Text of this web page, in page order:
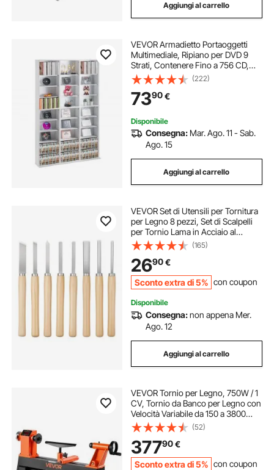
Aggiungi al carrello
VEVOR Armadietto Portaoggetti
Multimediale, Ripiano per DVD 9
Strati, Contenere Fino a 756 CD,
Ripiani CD Regolabili 27 Scomparti,
Protegge Organizza Collezioni
Musica Film Videogiochi Cimeli
Bianco
(222)
7390€
Disponibile
Consegna: Mar. Ago. 11 - Sab.
Ago. 15
Aggiungi al carrello
VEVOR Set di Utensili per Tornitura
per Legno 8 pezzi, Set di Scalpelli
per Tornio Lama in Acciaio al
Carbonio, Set di Strumenti per
Tornitura Lavorazione del Legno Fai
da te
(165)
2690€
Sconto extra di 5% con coupon
Disponibile
Consegna:non appena Mer.
Ago. 12
Aggiungi al carrello
VEVOR Tornio per Legno, 750W / 1
CV, Tornio da Banco per Legno con
Velocità Variabile da 150 a 3800
giri/min, Banco da Lavoro da 304 x
465 mm, Motore DC Senza
Spazzole, Costruzione in Ghisa
(52)
37790€
Sconto extra di 5% con coupon